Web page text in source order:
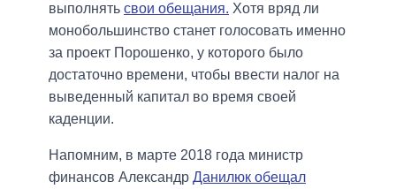
выполнять свои обещания. Хотя вряд ли
монобольшинство станет голосовать именно
за проект Порошенко, у которого было
достаточно времени, чтобы ввести налог на
выведенный капитал во время своей
каденции.
Напомним, в марте 2018 года министр
финансов Александр Данилюк обещал